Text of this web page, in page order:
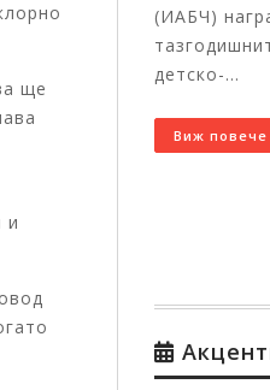
ще
и
отличени в
своите традиционни